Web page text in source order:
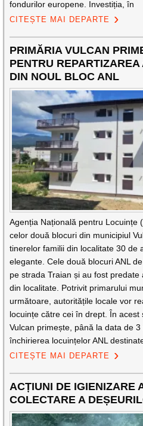
fondurilor europene. Investiția, în
CITEȘTE MAI DEPARTE
PRIMĂRIA VULCAN
PENTRU
DIN NOUL BLOC ANL
Agenția Națională pentru Locuințe
celor două blocuri din municipiul
tinerelor familii din localitate 30 de
elegante. Cele două blocuri ANL
pe strada Traian și au fost
din localitate. Potrivit primarului
următoare, autoritățile locale vor
locuințe către cei în drept. În acest
Vulcan primește, până la data de
închirierea locuințelor ANL
CITEȘTE MAI DEPARTE
ACȚIUNI DE IGIENIZARE
COLECTARE A